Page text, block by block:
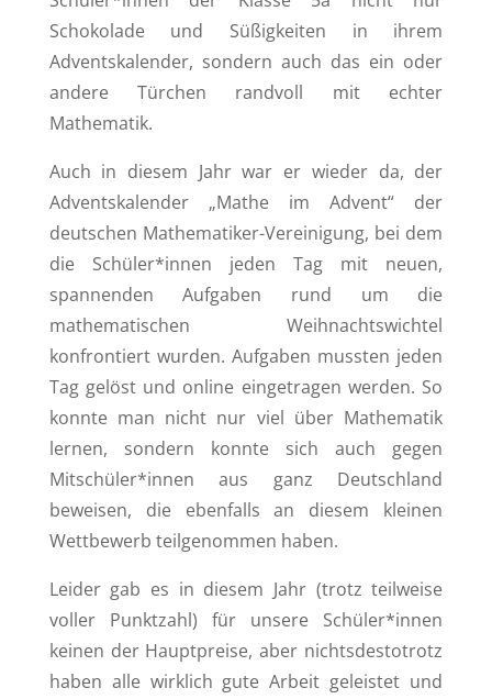
Schokolade und Süßigkeiten in ihrem
Adventskalender, sondern auch das ein oder
andere Türchen randvoll mit echter
Mathematik.
Auch in diesem Jahr war er wieder da, der
Adventskalender „Mathe im Advent“ der
deutschen Mathematiker-Vereinigung, bei dem
die Schüler*innen jeden Tag mit neuen,
spannenden Aufgaben rund um die
mathematischen Weihnachtswichtel
konfrontiert wurden. Aufgaben mussten jeden
Tag gelöst und online eingetragen werden. So
konnte man nicht nur viel über Mathematik
lernen, sondern konnte sich auch gegen
Mitschüler*innen aus ganz Deutschland
beweisen, die ebenfalls an diesem kleinen
Wettbewerb teilgenommen haben.
Leider gab es in diesem Jahr (trotz teilweise
voller Punktzahl) für unsere Schüler*innen
keinen der Hauptpreise, aber nichtsdestotrotz
haben alle wirklich gute Arbeit geleistet und